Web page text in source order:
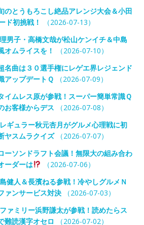
とうもろこし絶品アレンジ大会＆小田
ド初挑戦！
（2026-07-13）
男子・高橋文哉が松山ケンイチ＆中島
オムライスを！
（2026-07-10）
名曲は３０選手権にレゲエ界レジェンド
ップデートＱ （2026-07-09）
ムレス原が参戦！スーパー簡単常識Ｑ
お客様からデス （2026-07-08）
ギュラー秋元杏月がグルメ心理戦に初
ヤスムラクイズ（2026-07-07）
ソンドラフト会議！無限大の組み合わ
ーダーは
（2026-07-06）
健人＆長濱ねる参戦！冷やしグルメＮ
ァンサービス対決（2026-07-03）
ァミリー浜野謙太が参戦！読めたらス
難読漢字オセロ
（2026-07-02）